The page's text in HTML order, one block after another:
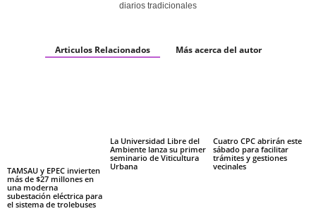
diarios tradicionales
Articulos Relacionados Más acerca del autor
TAMSAU y EPEC invierten
más de $27 millones en
una moderna
subestación eléctrica para
el sistema de trolebuses
La Universidad Libre del
Ambiente lanza su primer
seminario de Viticultura
Urbana
Cuatro CPC abrirán este
sábado para facilitar
trámites y gestiones
vecinales